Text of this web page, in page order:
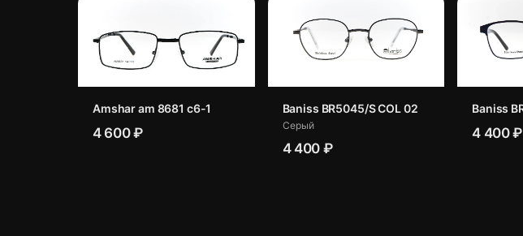
Amshar am 8681 c6-1
4 600 ₽
Baniss BR5045/S COL 02
Серый
4 400 ₽
Baniss
4 400 ₽